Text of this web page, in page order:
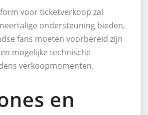
voor ticketverkoop zal
ondersteuning bieden,
fans moeten voorbereid zijn
mogelijke technische
verkoopmomenten.
en